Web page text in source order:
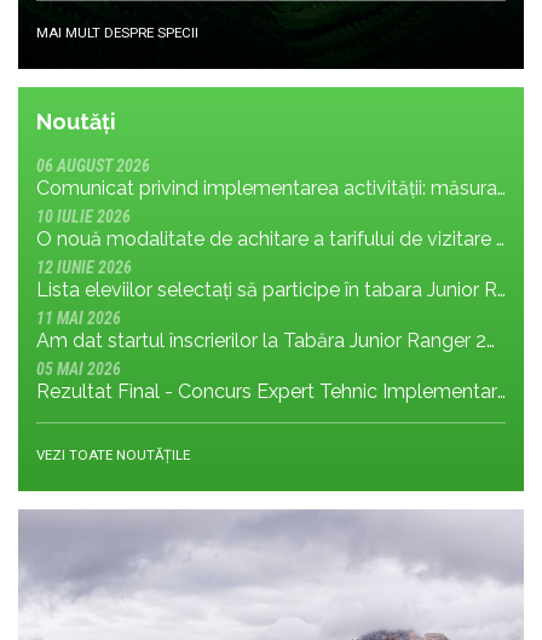
MAI MULT DESPRE SPECII
Noutăți
06 AUGUST 2026
Comunicat privind implementarea activității: măsura MR.8.1.4 din planul de management; cu privire la tronsonul de drum cuprins între Baraj Gura Apelor și Cabana Rotunda
10 IULIE 2026
O nouă modalitate de achitare a tarifului de vizitare în Parcul Național Retezat
12 IUNIE 2026
Lista eleviilor selectați să participe în tabara Junior Ranger 2026
11 MAI 2026
Am dat startul înscrierilor la Tabăra Junior Ranger 2026 – Oameni conectați prin natură – tineri și comunități pentru viitorul Parcului Național Retezat
05 MAI 2026
Rezultat Final - Concurs Expert Tehnic Implementare 3 05.05.2026
VEZI TOATE NOUTĂȚILE